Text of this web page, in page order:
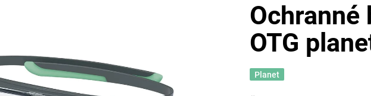
Ochranné
OTG
Planet